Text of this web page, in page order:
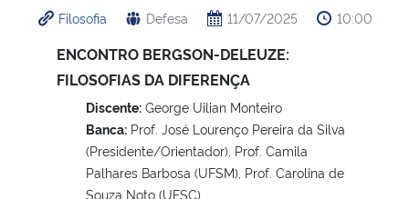
Filosofia Defesa 11/07/2025 10:00
ENCONTRO BERGSON-DELEUZE:
FILOSOFIAS DA DIFERENÇA
Discente: George Uilian Monteiro
Banca: Prof. José Lourenço Pereira da Silva
(Presidente/Orientador), Prof. Camila
Palhares Barbosa (UFSM), Prof. Carolina de
Souza Noto (UFSC)